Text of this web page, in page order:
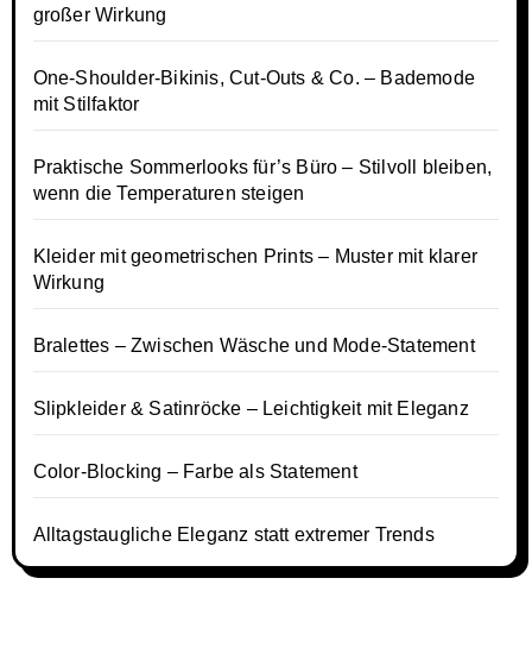
großer Wirkung
One-Shoulder-Bikinis, Cut-Outs & Co. – Bademode
mit Stilfaktor
Praktische Sommerlooks für’s Büro – Stilvoll bleiben,
wenn die Temperaturen steigen
Kleider mit geometrischen Prints – Muster mit klarer
Wirkung
Bralettes – Zwischen Wäsche und Mode-Statement
Slipkleider & Satinröcke – Leichtigkeit mit Eleganz
Color-Blocking – Farbe als Statement
Alltagstaugliche Eleganz statt extremer Trends